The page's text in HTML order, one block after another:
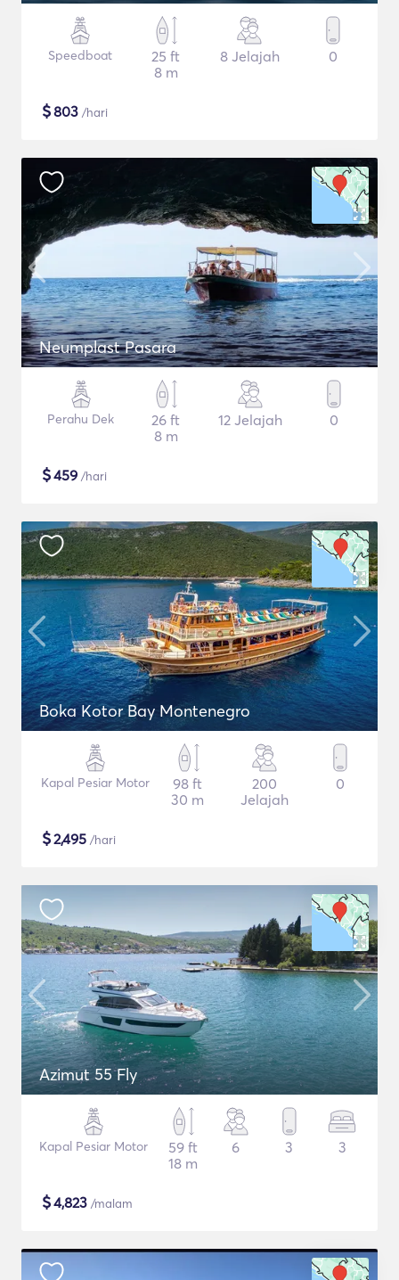
Speedboat
25 ft
8 m
8 Jelajah 0
$803 /hari
Neumplast Pasara
Perahu Dek
26 ft
8 m
12 Jelajah 0
$459 /hari
Boka Kotor Bay Montenegro
Kapal Pesiar Motor
98 ft
30 m
200
Jelajah
0
$2,495 /hari
Azimut 55 Fly
Kapal Pesiar Motor
59 ft
18 m
6 3 3
$4,823 /malam